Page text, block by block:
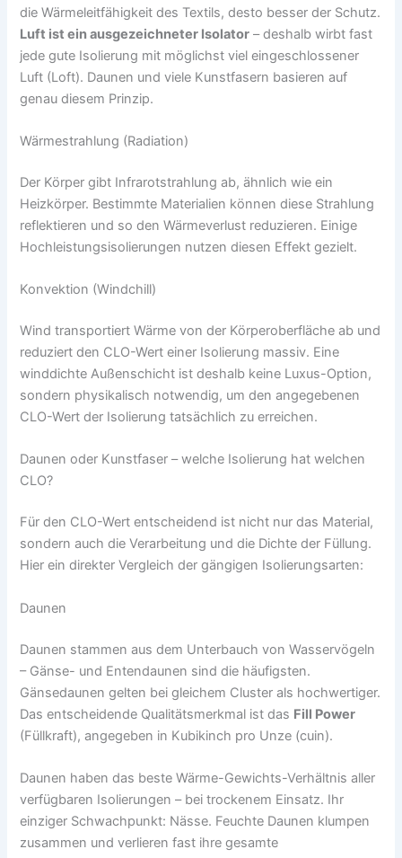
die Wärmeleitfähigkeit des Textils, desto besser der Schutz.
Luft ist ein ausgezeichneter Isolator – deshalb wirbt fast
jede gute Isolierung mit möglichst viel eingeschlossener
Luft (Loft). Daunen und viele Kunstfasern basieren auf
genau diesem Prinzip.
Wärmestrahlung (Radiation)
Der Körper gibt Infrarotstrahlung ab, ähnlich wie ein
Heizkörper. Bestimmte Materialien können diese Strahlung
reflektieren und so den Wärmeverlust reduzieren. Einige
Hochleistungsisolierungen nutzen diesen Effekt gezielt.
Konvektion (Windchill)
Wind transportiert Wärme von der Körperoberfläche ab und
reduziert den CLO-Wert einer Isolierung massiv. Eine
winddichte Außenschicht ist deshalb keine Luxus-Option,
sondern physikalisch notwendig, um den angegebenen
CLO-Wert der Isolierung tatsächlich zu erreichen.
Daunen oder Kunstfaser – welche Isolierung hat welchen
CLO?
Für den CLO-Wert entscheidend ist nicht nur das Material,
sondern auch die Verarbeitung und die Dichte der Füllung.
Hier ein direkter Vergleich der gängigen Isolierungsarten:
Daunen
Daunen stammen aus dem Unterbauch von Wasservögeln
– Gänse- und Entendaunen sind die häufigsten.
Gänsedaunen gelten bei gleichem Cluster als hochwertiger.
Das entscheidende Qualitätsmerkmal ist das Fill Power
(Füllkraft), angegeben in Kubikinch pro Unze (cuin).
Daunen haben das beste Wärme-Gewichts-Verhältnis aller
verfügbaren Isolierungen – bei trockenem Einsatz. Ihr
einziger Schwachpunkt: Nässe. Feuchte Daunen klumpen
zusammen und verlieren fast ihre gesamte